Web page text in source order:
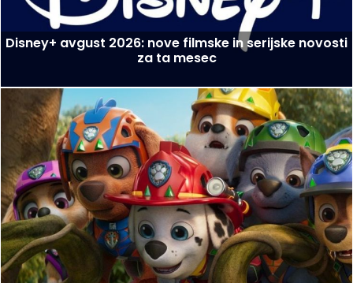
Disney+ avgust 2026: nove filmske in serijske novosti
za ta mesec